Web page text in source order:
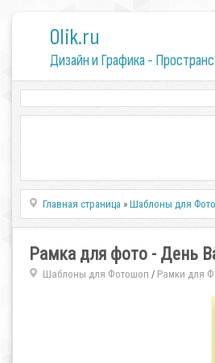
0lik.ru
Дизайн и Графика -
Главная страница »Шаблоны для
Рамка для фото - День
Шаблоны для Фотошоп / Рамки для